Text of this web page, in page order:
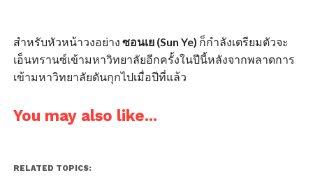
สำหรับหัวหน้าวงอย่าง ซอนเย (Sun Ye) ก็กำลังเตรียมตัวจะ
เอ็นทรานซ์เข้ามหาวิทยาลัยอีกครั้งในปีนี้หลังจากพลาดการ
เข้ามหาวิทยาลัยดันกุกไปเมื่อปีที่แล้ว
You may also like...
RELATED TOPICS: